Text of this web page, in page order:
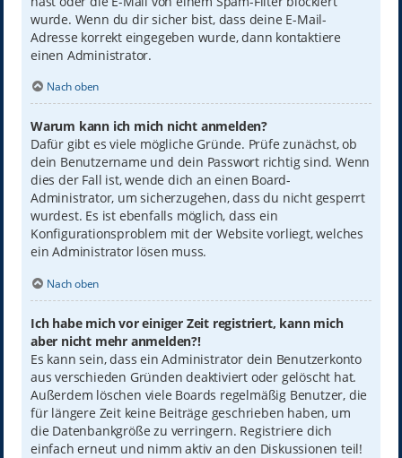
wurde. Wenn du dir sicher bist, dass deine E-Mail-
Adresse korrekt eingegeben wurde, dann kontaktiere
einen Administrator.
Nach oben
Warum kann ich mich nicht anmelden?
Dafür gibt es viele mögliche Gründe. Prüfe zunächst, ob
dein Benutzername und dein Passwort richtig sind. Wenn
dies der Fall ist, wende dich an einen Board-
Administrator, um sicherzugehen, dass du nicht gesperrt
wurdest. Es ist ebenfalls möglich, dass ein
Konfigurationsproblem mit der Website vorliegt, welches
ein Administrator lösen muss.
Nach oben
Ich habe mich vor einiger Zeit registriert, kann mich
aber nicht mehr anmelden?!
Es kann sein, dass ein Administrator dein Benutzerkonto
aus verschieden Gründen deaktiviert oder gelöscht hat.
Außerdem löschen viele Boards regelmäßig Benutzer, die
für längere Zeit keine Beiträge geschrieben haben, um
die Datenbankgröße zu verringern. Registriere dich
einfach erneut und nimm aktiv an den Diskussionen teil!